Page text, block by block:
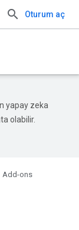
Oturum aç
yapay zeka
olabilir.
Add-ons